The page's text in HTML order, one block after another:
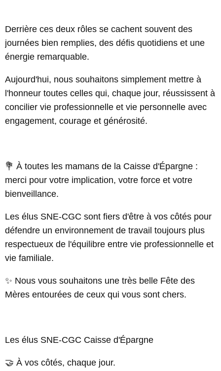
Derrière ces deux rôles se cachent souvent des
journées bien remplies, des défis quotidiens et une
énergie remarquable.
Aujourd'hui, nous souhaitons simplement mettre à
l'honneur toutes celles qui, chaque jour, réussissent à
concilier vie professionnelle et vie personnelle avec
engagement, courage et générosité.
💐 À toutes les mamans de la Caisse d'Épargne :
merci pour votre implication, votre force et votre
bienveillance.
Les élus SNE-CGC sont fiers d'être à vos côtés pour
défendre un environnement de travail toujours plus
respectueux de l'équilibre entre vie professionnelle et
vie familiale.
✨ Nous vous souhaitons une très belle Fête des
Mères entourées de ceux qui vous sont chers.
Les élus SNE-CGC Caisse d'Épargne
🤝 À vos côtés, chaque jour.